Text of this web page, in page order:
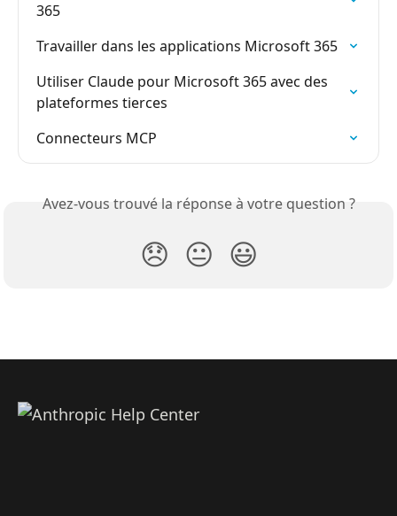
365
Travailler dans les applications Microsoft 365
Utiliser Claude pour Microsoft 365 avec des
plateformes tierces
Connecteurs MCP
Avez-vous trouvé la réponse à votre question ?
😞 😐 😃